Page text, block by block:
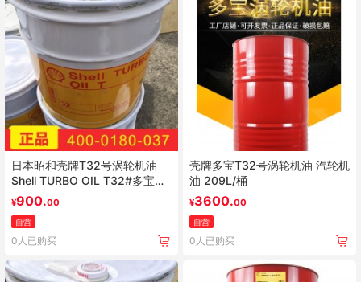
日本昭和壳牌T32号涡轮机油
Shell TURBO OIL T32#多宝工
业蒸汽/燃气涡轮机油 20L
¥900.00
自营
0人已购买
壳牌多宝T32号涡轮机油 汽轮机
油 209L/桶
¥3600.00
自营
0人已购买